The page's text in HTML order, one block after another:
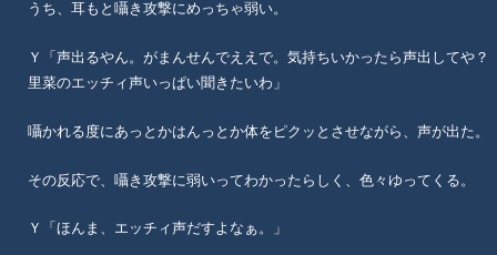
うち、耳もと囁き攻撃にめっちゃ弱い。
Ｙ「声出るやん。がまんせんでええで。気持ちいかったら声出してや？
里菜のエッチィ声いっぱい聞きたいわ」
囁かれる度にあっとかはんっとか体をピクッとさせながら、声が出た。
その反応で、囁き攻撃に弱いってわかったらしく、色々ゆってくる。
Ｙ「ほんま、エッチィ声だすよなぁ。」